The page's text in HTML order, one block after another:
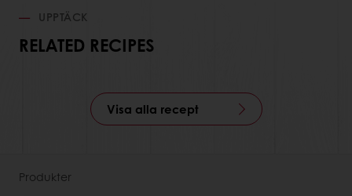
UPPTÄCK
RELATED RECIPES
Visa alla recept
Produkter